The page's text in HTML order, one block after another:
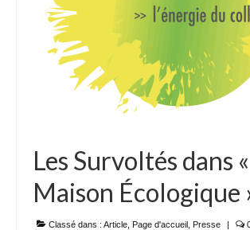
Les Survoltés dans
Maison Écologique
Classé dans : Article Page d'accueil Presse |